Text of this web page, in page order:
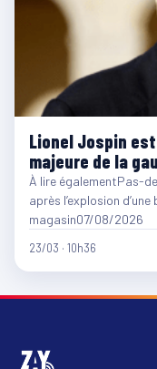
Lionel Jospin
majeure de la
À lire égalementPas-
après l’explosion
magasin07/08/2026
23/03 · 10h36